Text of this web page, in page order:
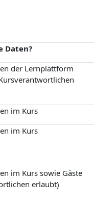
Daten?
der Lernplattform
im Kurs
im Kurs
im Kurs sowie Gäste
erlaubt)